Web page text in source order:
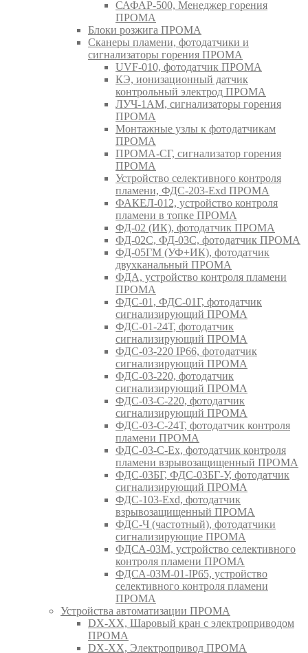
САФАР-500, Менеджер горения
ПРОМА
Блоки розжига ПРОМА
Сканеры пламени, фотодатчики и
сигнализаторы горения ПРОМА
UVF-010, фотодатчик ПРОМА
КЭ, ионизационный датчик
контрольный электрод ПРОМА
ЛУЧ-1АМ, сигнализаторы горения
ПРОМА
Монтажные узлы к фотодатчикам
ПРОМА
ПРОМА-СГ, сигнализатор горения
ПРОМА
Устройство селективного контроля
пламени, ФДС-203-Exd ПРОМА
ФАКЕЛ-012, устройство контроля
пламени в топке ПРОМА
ФД-02 (ИК), фотодатчик ПРОМА
ФД-02С, ФД-03С, фотодатчик ПРОМА
ФД-05ГМ (УФ+ИК), фотодатчик
двухканальный ПРОМА
ФДА, устройство контроля пламени
ПРОМА
ФДС-01, ФДС-01Г, фотодатчик
сигнализирующий ПРОМА
ФДС-01-24Т, фотодатчик
сигнализирующий ПРОМА
ФДС-03-220 IP66, фотодатчик
сигнализирующий ПРОМА
ФДС-03-220, фотодатчик
сигнализирующий ПРОМА
ФДС-03-С-220, фотодатчик
сигнализирующий ПРОМА
ФДС-03-С-24Т, фотодатчик контроля
пламени ПРОМА
ФДС-03-С-Ex, фотодатчик контроля
пламени взрывозащищенный ПРОМА
ФДС-03БГ, ФДС-03БГ-У, фотодатчик
сигнализирующий ПРОМА
ФДС-103-Ехd, фотодатчик
взрывозащищенный ПРОМА
ФДС-Ч (частотный), фотодатчики
сигнализирующие ПРОМА
ФДСА-03М, устройство селективного
контроля пламени ПРОМА
ФДСА-03М-01-IP65, устройство
селективного контроля пламени
ПРОМА
Устройства автоматизации ПРОМА
DX-XX, Шаровый кран c электроприводом
ПРОМА
DX-XX, Электропривод ПРОМА